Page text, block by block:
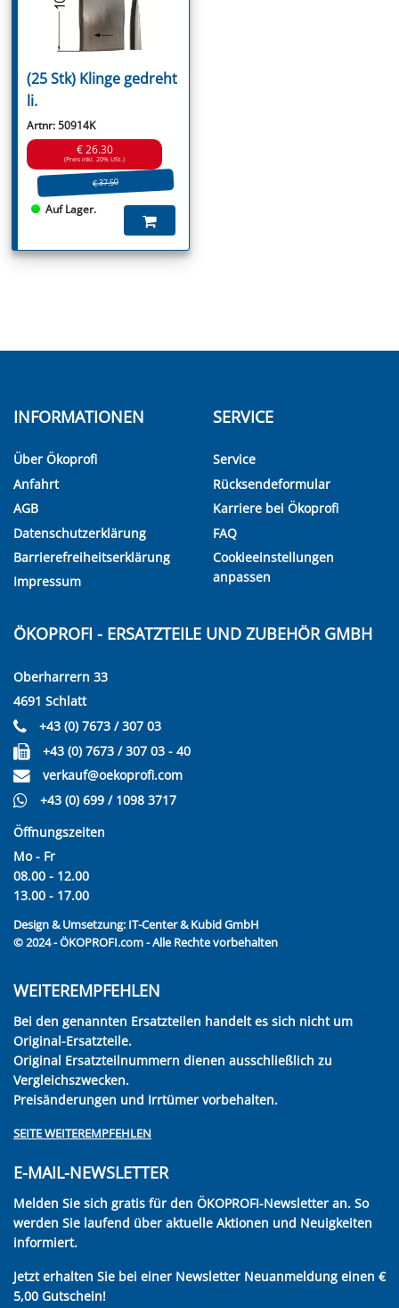
(25 Stk) Klinge gedreht
li.
Artnr: 50914K
€ 26.30
(Preis inkl. 20% USt.)
€ 37.50
Auf Lager.
INFORMATIONEN
Über Ökoprofi
Anfahrt
AGB
Datenschutzerklärung
Barrierefreiheitserklärung
Impressum
SERVICE
Service
Rücksendeformular
Karriere bei Ökoprofi
FAQ
Cookieeinstellungen
anpassen
ÖKOPROFI - ERSATZTEILE UND ZUBEHÖR GMBH
Oberharrern 33
4691 Schlatt
+43 (0) 7673 / 307 03
+43 (0) 7673 / 307 03 - 40
verkauf@oekoprofi.com
+43 (0) 699 / 1098 3717
Öffnungszeiten
Mo - Fr
08.00 - 12.00
13.00 - 17.00
Design & Umsetzung: IT-Center & Kubid GmbH
© 2024 - ÖKOPROFI.com - Alle Rechte vorbehalten
WEITEREMPFEHLEN
Bei den genannten Ersatzteilen handelt es sich nicht um
Original-Ersatzteile.
Original Ersatzteilnummern dienen ausschließlich zu
Vergleichszwecken.
Preisänderungen und Irrtümer vorbehalten.
SEITE WEITEREMPFEHLEN
E-MAIL-NEWSLETTER
Melden Sie sich gratis für den ÖKOPROFI-Newsletter an. So
werden Sie laufend über aktuelle Aktionen und Neuigkeiten
informiert.
Jetzt erhalten Sie bei einer Newsletter Neuanmeldung einen €
5,00 Gutschein!